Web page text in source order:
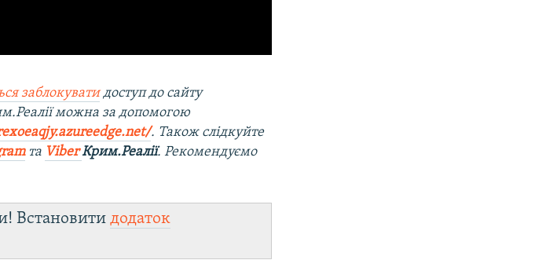
заблокуватидоступ до сайту
можна за допомогою
. Також слідкуйте
та ViberКрим.Реалії. Рекомендуємо
Встановитидодаток